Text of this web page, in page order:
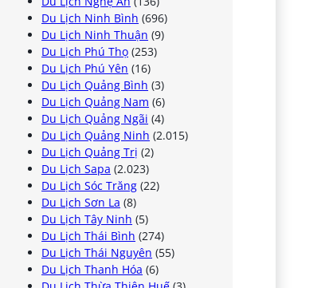
Du Lịch Ninh Bình (696)
Du Lịch Ninh Thuận (9)
Du Lịch Phú Thọ (253)
Du Lịch Phú Yên (16)
Du Lịch Quảng Bình (3)
Du Lịch Quảng Nam (6)
Du Lịch Quảng Ngãi (4)
Du Lịch Quảng Ninh (2.015)
Du Lịch Quảng Trị (2)
Du Lịch Sapa (2.023)
Du Lịch Sóc Trăng (22)
Du Lịch Sơn La (8)
Du Lịch Tây Ninh (5)
Du Lịch Thái Bình (274)
Du Lịch Thái Nguyên (55)
Du Lịch Thanh Hóa (6)